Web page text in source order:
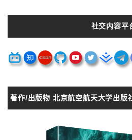
社交内容平
著作/出版物 北京航空航天大学出